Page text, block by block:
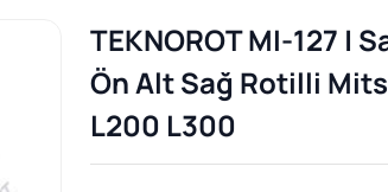
TEKNOROT MI-127 |
Ön Alt Sağ Rotilli
L200 L300